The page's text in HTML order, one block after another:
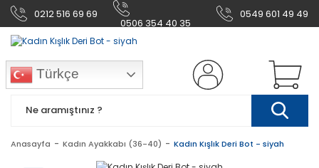
0212 516 69 69
0506 354 40 35
0549 601 49 49
Türkçe
Anasayfa Kadın Ayakkabı (36-40) Kadın Kışlık Deri Bot - siyah